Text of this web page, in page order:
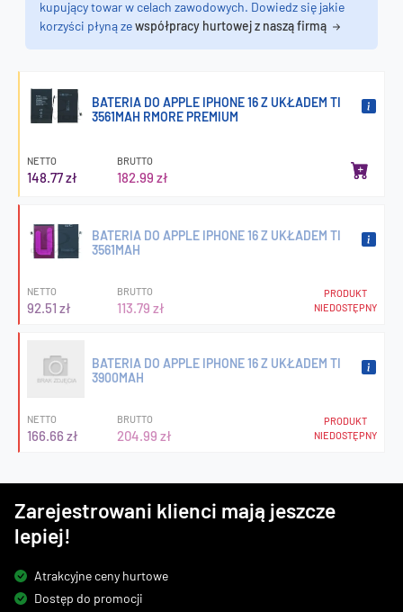
kupujący towar w celach zawodowych. Dowiedz się jakie
korzyści płyną zewspółpracy hurtowej z naszą firmą
BATERIA DO APPLE IPHONE 16 Z UKŁADEM TI
3561MAH RMORE PREMIUM
NETTO
148.77 zł
BRUTTO
182.99 zł
BATERIA DO APPLE IPHONE 16 Z UKŁADEM TI
3561MAH
NETTO
92.51 zł
BRUTTO
113.79 zł
PRODUKT
NIEDOSTĘPNY
BATERIA DO APPLE IPHONE 16 Z UKŁADEM TI
3900MAH
NETTO
166.66 zł
BRUTTO
204.99 zł
PRODUKT
NIEDOSTĘPNY
Zarejestrowani klienci mają jeszcze
lepiej!
Atrakcyjne ceny hurtowe
Dostęp do promocji